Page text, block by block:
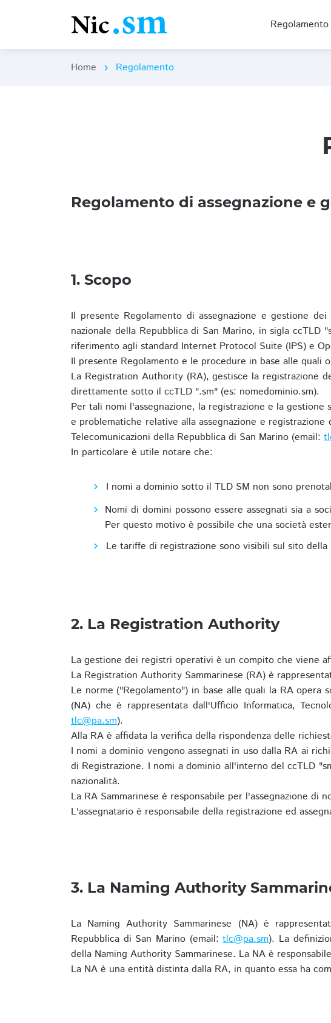
Regolamento
Home chevron_right Regolamento
Regolamento di assegnazione e
1. Scopo
Il presente Regolamento di assegnazione e gestione
nazionale della Repubblica di San Marino, in sigla
riferimento agli standard Internet Protocol Suite (IPS) e
Il presente Regolamento e le procedure in base alle
La Registration Authority (RA), gestisce la registrazione
direttamente sotto il ccTLD ".sm" (es: nomedominio.sm).
Per tali nomi l'assegnazione, la registrazione e la
e problematiche relative alla assegnazione e
Telecomunicazioni della Repubblica di San Marino (email:
In particolare è utile notare che:
I nomi a dominio sotto il TLD SM non sono
Nomi di domini possono essere assegnati sia a
Per questo motivo è possibile che una società
Le tariffe di registrazione sono visibili sul sito della
2. La Registration Authority
La gestione dei registri operativi è un compito che viene
La Registration Authority Sammarinese (RA) è
Le norme ("Regolamento") in base alle quali la RA
(NA) che è rappresentata dall'Ufficio Informatica,
tlc@pa.sm).
Alla RA è affidata la verifica della rispondenza delle
I nomi a dominio vengono assegnati in uso dalla RA ai
di Registrazione. I nomi a dominio all'interno del ccTLD
nazionalità.
La RA Sammarinese è responsabile per l'assegnazione di
L'assegnatario è responsabile della registrazione ed
3. La Naming Authority
La Naming Authority Sammarinese (NA) è
Repubblica di San Marino (email:tlc@pa.sm). La
della Naming Authority Sammarinese. La NA è
La NA è una entità distinta dalla RA, in quanto essa ha